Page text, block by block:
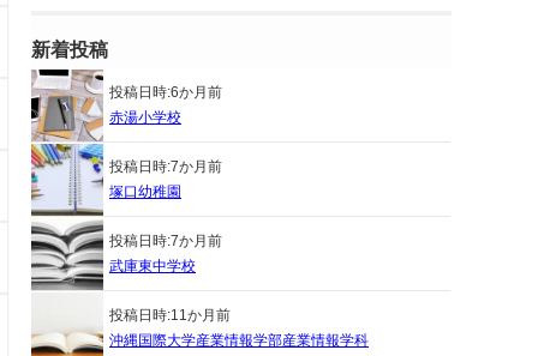
新着投稿
投稿日時:6か月前
赤湯小学校
投稿日時:7か月前
塚口幼稚園
投稿日時:7か月前
武庫東中学校
投稿日時:11か月前
沖縄国際大学産業情報学部産業情報学科